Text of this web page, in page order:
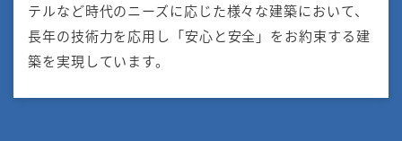
テルなど時代のニーズに応じた様々な建築において、
長年の技術力を応用し「安心と安全」をお約束する建
築を実現しています。